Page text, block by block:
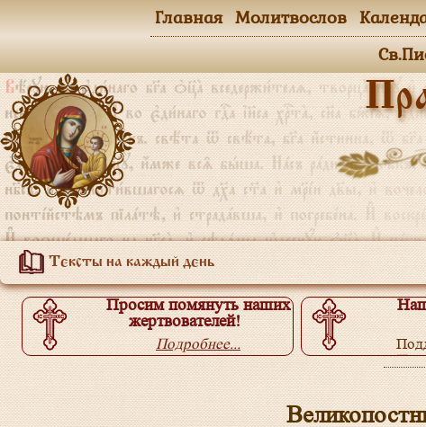
Тексты на каждый день
Главная Молитвослов
Просим помянуть наших
жертвователей!
Подробнее...